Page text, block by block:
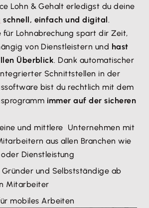
Lohn & Gehalt erledigst du deine
schnell, einfach und digital.
für Lohnabrechung spart dir Zeit,
von Dienstleistern und hast
Überblick. Dank automatischer
Schnittstellen in der
bist du rechtlich mit dem
immer auf der sicheren
und mittlere Unternehmen mit
aus allen Branchen wie
Dienstleistung
Gründer und Selbstständige ab
Mitarbeiter
mobiles Arbeiten